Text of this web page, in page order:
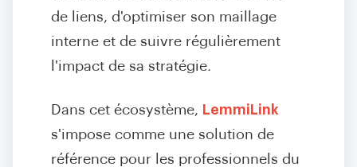
de liens, d'optimiser son maillage
interne et de suivre régulièrement
l'impact de sa stratégie.
Dans cet écosystème, LemmiLink
s'impose comme une solution de
référence pour les professionnels du